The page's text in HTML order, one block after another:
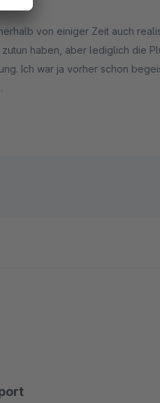
von einiger Zeit auch
haben, aber lediglich die
Ich war ja vorher schon